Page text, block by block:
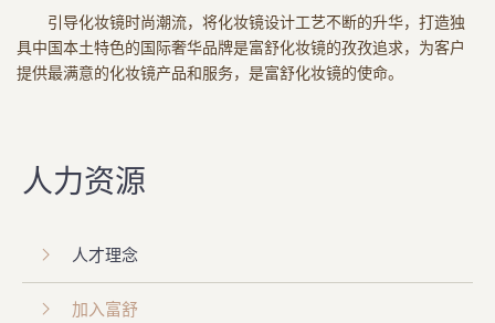
引导化妆镜时尚潮流，将化妆镜设计工艺不断的升华，打造独
具中国本土特色的国际奢华品牌是富舒化妆镜的孜孜追求，为客户
提供最满意的化妆镜产品和服务，是富舒化妆镜的使命。
人力资源
人才理念
加入富舒